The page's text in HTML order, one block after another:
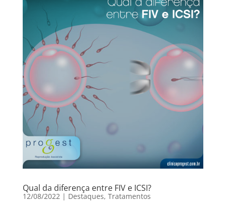
Qual da diferença entre FIV e ICSI?
12/08/2022 | Destaques, Tratamentos